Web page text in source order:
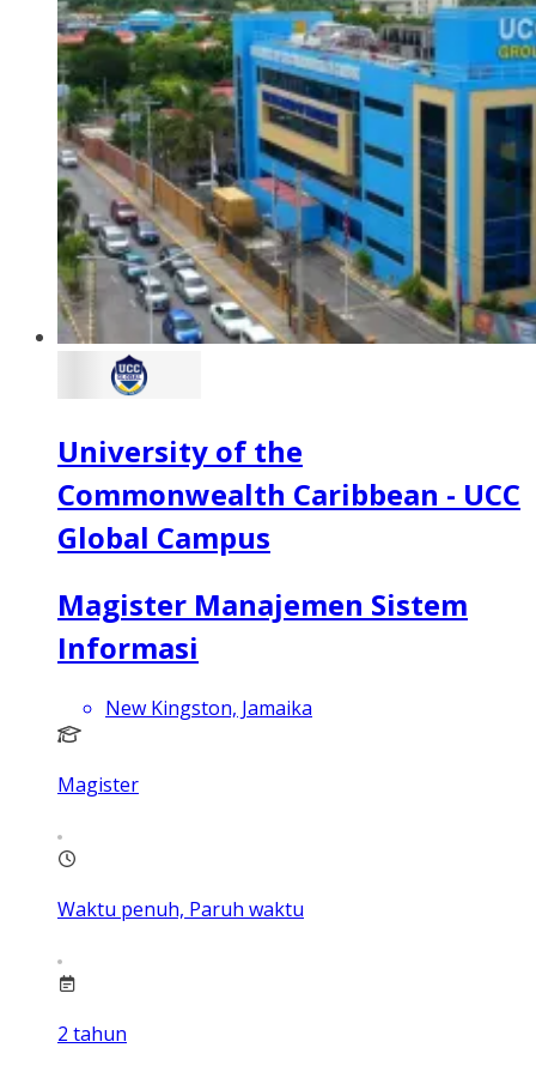
University of the
Commonwealth Caribbean - UCC
Global Campus
Magister Manajemen Sistem
Informasi
New Kingston, Jamaika
Magister
Waktu penuh, Paruh waktu
2 tahun